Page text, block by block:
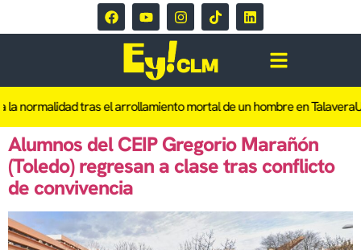
normalidad tras el arrollamiento mortal de un hombre en Talavera
Alumnos del CEIP Gregorio Marañón
(Toledo) regresan a clase tras conflicto
de convivencia